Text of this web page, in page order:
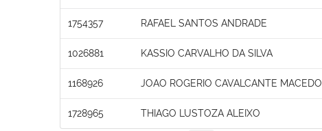
1754357 RAFAEL SANTOS ANDRADE
1026881 KASSIO CARVALHO DA SILVA
1168926 JOAO ROGERIO CAVALCANTE MACEDO
1728965 THIAGO LUSTOZA ALEIXO